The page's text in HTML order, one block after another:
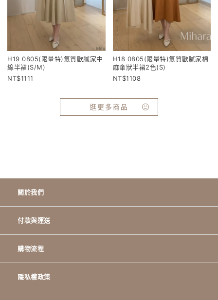
H19 0805(限量特)氣質歐膩家中
線半裙(S/M)
1111
H18 0805(限量特)氣質歐膩家棉
麻傘狀半裙2色(S)
1108
逛更多商品
關於我們
付款與運送
購物流程
隱私權政策